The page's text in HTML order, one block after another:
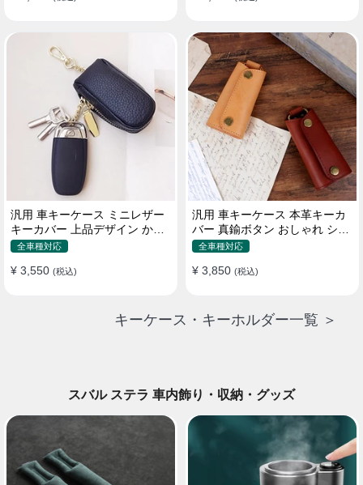
汎用 車キーケース ミニレザー
キーカバー 上品デザイン かわ
いい マカロン色
全車種対応
¥ 3,550 (税込)
汎用 車キーケース 本革キーカ
バー 真鍮ボタン おしゃれ シン
プルデザイン
全車種対応
¥ 3,850 (税込)
キーケース・キーホルダー一覧 ＞
スバル ステラ 車内飾り・収納・グッズ